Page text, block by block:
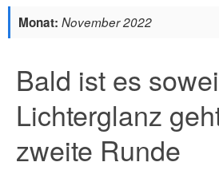
Monat: November 2022
Bald ist es
Lichterglanz
zweite Runde